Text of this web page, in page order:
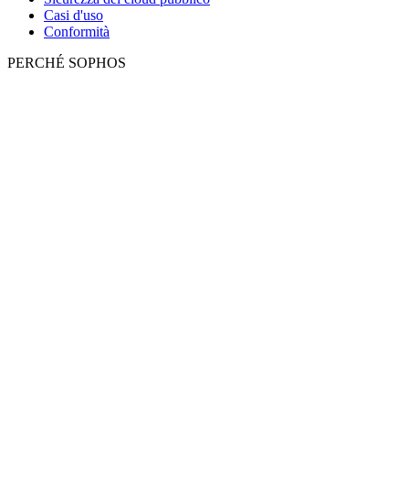
Casi d'uso
Conformità
PERCHÉ SOPHOS